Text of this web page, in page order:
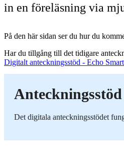
in en föreläsning via
På den här sidan ser du hur du
Har du tillgång till det tidigare
Digitalt anteckningsstöd - Echo
Det digitala anteckningsstödet